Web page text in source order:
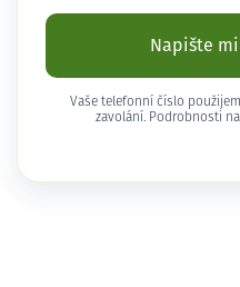
Napište
Vaše telefonní číslo
zavolání. Podrobnosti